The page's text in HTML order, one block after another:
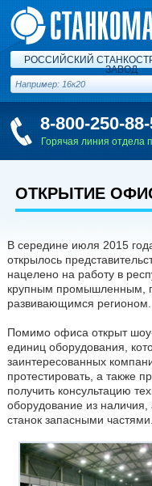
РОССИЙСКИЙ
ЗАВОД
8-800-250-
Горячая линия отдела
ОТКРЫТИЕ
В середине июля 2015
открылось
нацелено на работу в
крупным промышленным,
развивающимся регионом.
Помимо офиса открыт
единиц оборудования,
заинтересованных
протестировать, а также
получить консультацию
оборудование из наличия,
станок запасными частями.